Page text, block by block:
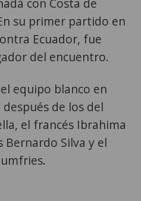
con Costa de
su primer partido en
Ecuador, fue
del encuentro.
equipo blanco en
de los del
el francés Ibrahima
Silva y el